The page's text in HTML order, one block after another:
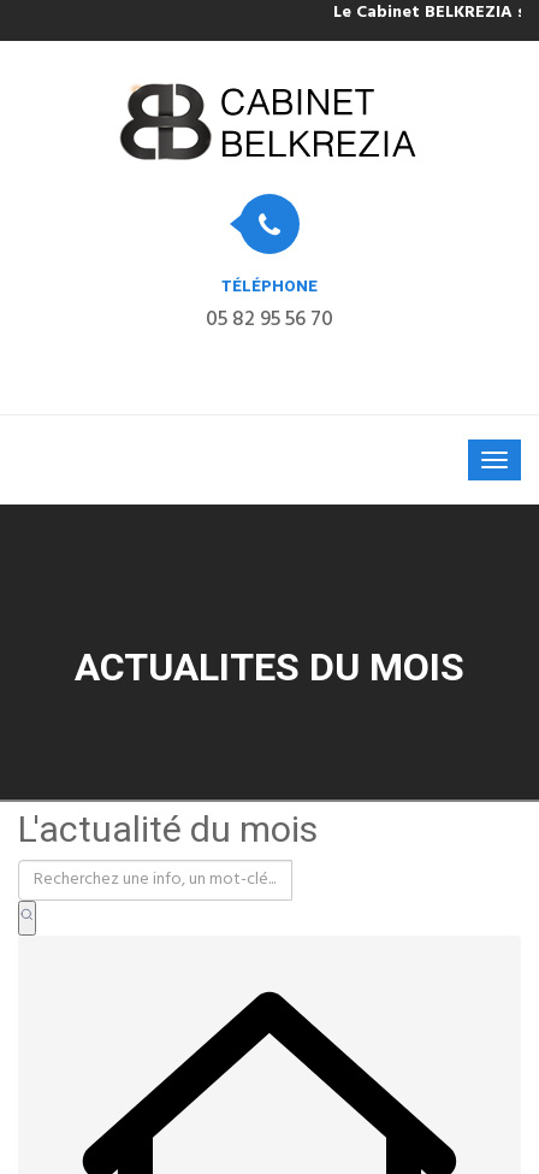
Le Cabinet BELKREZIA
TÉLÉPHONE
05 82 95 56 70
ACTUALITES DU MOIS
L'actualité du mois